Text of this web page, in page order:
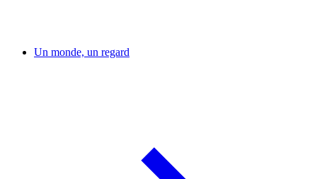
Un monde, un regard